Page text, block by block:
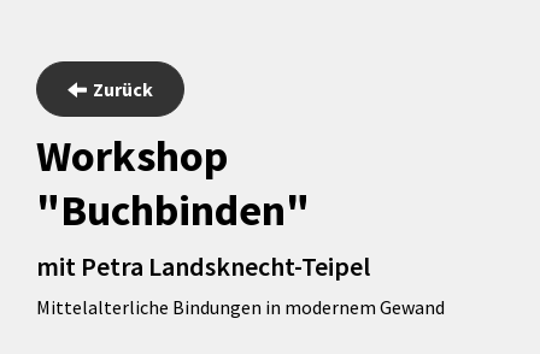
Tourismus
Freizeit & Kultur
Zurück
Workshop
"Buchbinden"
mit Petra Landsknecht-Teipel
Mittelalterliche Bindungen in modernem Gewand